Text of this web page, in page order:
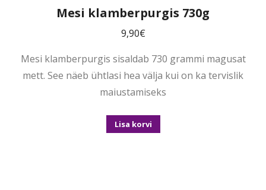
Mesi klamberpurgis 730g
9,90€
Mesi klamberpurgis sisaldab 730 grammi magusat
mett. See näeb ühtlasi hea välja kui on ka tervislik
maiustamiseks
Lisa korvi